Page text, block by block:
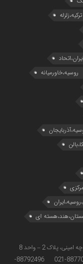
ترکیه،زلزله
روسیه،خاورمیانه
ای
| کدپستی: 1434734368 | تلفن: 88770586-021 88792496-